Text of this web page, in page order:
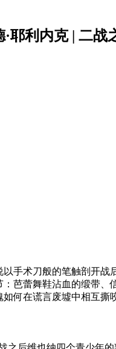
·耶利内克 | 二
手术刀般的笔触剖开
芭蕾舞鞋沾血的缎带
何在谎言废墟中相互撕